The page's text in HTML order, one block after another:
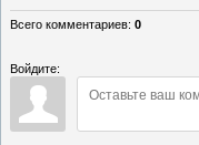
Всего комментариев: 0
Войдите: